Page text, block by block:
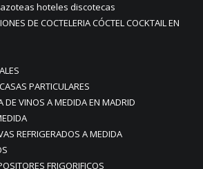
hoteles discotecas
DE COCTELERIA CÓCTEL COCKTAIL EN
PARTICULARES
DE VINOS A MEDIDA EN MADRID
REFRIGERADOS A MEDIDA
FRIGORIFICOS